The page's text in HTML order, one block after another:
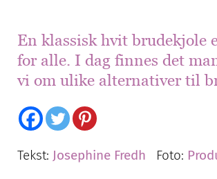
En klassisk hvit brudekjole
for alle. I dag finnes det
vi om ulike alternativer til
Tekst: Josephine Fredh Foto: